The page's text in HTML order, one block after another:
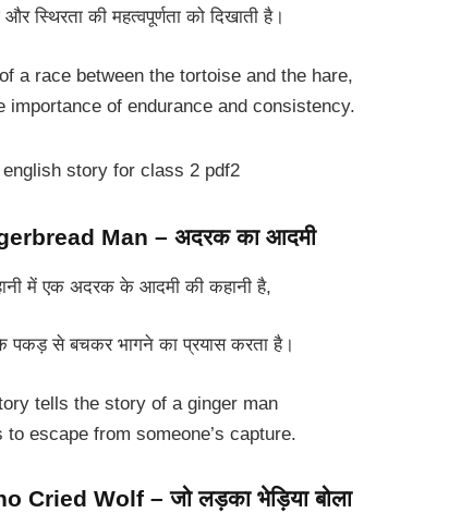
स्थिरता की महत्वपूर्णता को दिखाती है।
a race between the tortoise and the hare,
importance of endurance and consistency.
Man – अदरक का आदमी
में एक अदरक के आदमी की कहानी है,
पकड़ से बचकर भागने का प्रयास करता है।
tells the story of a ginger man
to escape from someone’s capture.
Cried Wolf – जो लड़का भेड़िया बोला